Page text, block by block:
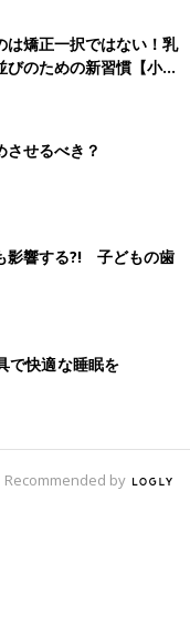
について―,小児歯科
にかめないだけでな
の引き金になるとい
に上手に利用して、
・文・ひよこクラブ編
ットの育児情報 掘り
! 」
は矯正一択ではない！乳
のための新習慣【小児
させるべき？
影響する?! 子どもの歯
で快適な睡眠を
Recommended by